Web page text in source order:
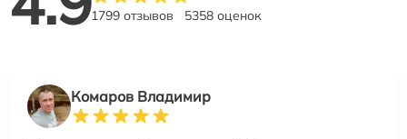
1799 отзывов 5358 оценок
Комаров Владимир